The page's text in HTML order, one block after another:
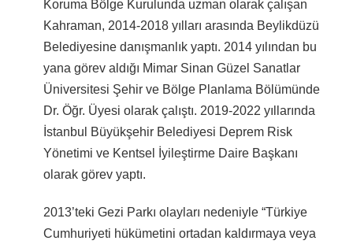
Koruma Bölge Kurulunda uzman olarak çalışan
Kahraman, 2014-2018 yılları arasında Beylikdüzü
Belediyesine danışmanlık yaptı. 2014 yılından bu
yana görev aldığı Mimar Sinan Güzel Sanatlar
Üniversitesi Şehir ve Bölge Planlama Bölümünde
Dr. Öğr. Üyesi olarak çalıştı. 2019-2022 yıllarında
İstanbul Büyükşehir Belediyesi Deprem Risk
Yönetimi ve Kentsel İyileştirme Daire Başkanı
olarak görev yaptı.
2013’teki Gezi Parkı olayları nedeniyle “Türkiye
Cumhuriyeti hükümetini ortadan kaldırmaya veya